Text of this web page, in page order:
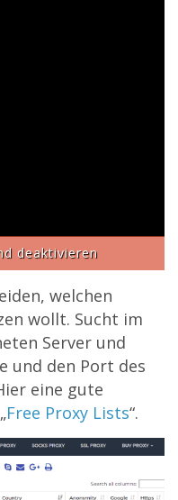
deaktivieren
welchen
wollt. Sucht im
Server und
und den Port des
eine gute
Free Proxy Lists“.